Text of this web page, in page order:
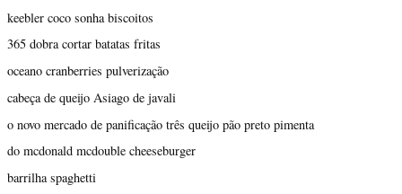
keebler coco sonha biscoitos
365 dobra cortar batatas fritas
oceano cranberries pulverização
cabeça de queijo Asiago de javali
o novo mercado de panificação três queijo pão preto pimenta
do mcdonald mcdouble cheeseburger
barrilha spaghetti